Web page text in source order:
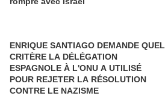
ENRIQUE SANTIAGO DEMANDE QUEL
CRITÈRE LA DÉLÉGATION
ESPAGNOLE À L'ONU A UTILISÉ
POUR REJETER LA RÉSOLUTION
CONTRE LE NAZISME